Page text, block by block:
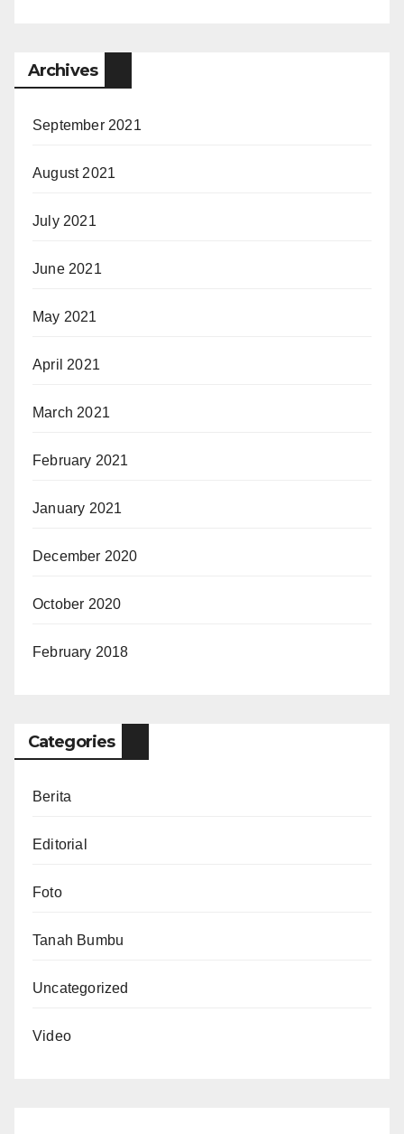
Archives
September 2021
August 2021
July 2021
June 2021
May 2021
April 2021
March 2021
February 2021
January 2021
December 2020
October 2020
February 2018
Categories
Berita
Editorial
Foto
Tanah Bumbu
Uncategorized
Video